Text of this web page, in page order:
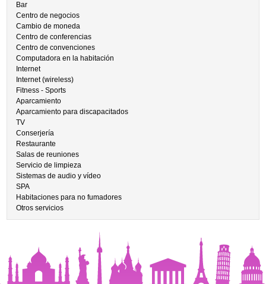
Bar
Centro de negocios
Cambio de moneda
Centro de conferencias
Centro de convenciones
Computadora en la habitación
Internet
Internet (wireless)
Fitness - Sports
Aparcamiento
Aparcamiento para discapacitados
TV
Conserjería
Restaurante
Salas de reuniones
Servicio de limpieza
Sistemas de audio y vídeo
SPA
Habitaciones para no fumadores
Otros servicios